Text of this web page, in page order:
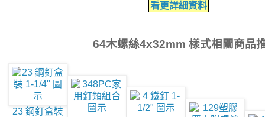
看更詳細資料
64木螺絲4x32mm 樣式相關商品
23 鋼釘盒裝